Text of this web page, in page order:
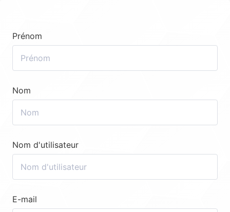
Prénom
Nom
Nom d'utilisateur
E-mail